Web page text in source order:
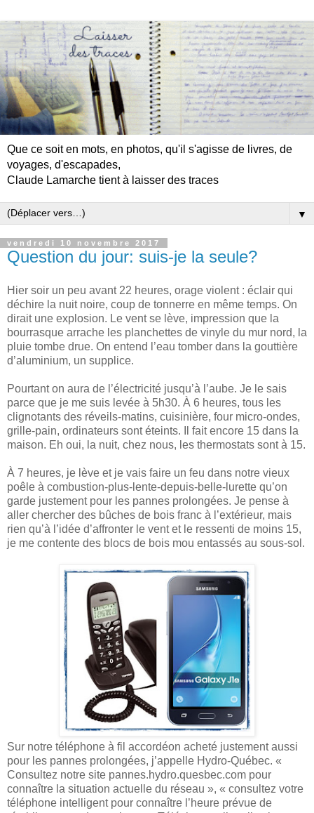
Que ce soit en mots, en photos, qu'il s'agisse de livres, de
voyages, d'escapades,
Claude Lamarche tient à laisser des traces
▼
vendredi 10 novembre 2017
Question du jour: suis-je la seule?
Hier soir un peu avant 22 heures, orage violent : éclair qui
déchire la nuit noire, coup de tonnerre en même temps. On
dirait une explosion. Le vent se lève, impression que la
bourrasque arrache les planchettes de vinyle du mur nord, la
pluie tombe drue. On entend l’eau tomber dans la gouttière
d’aluminium, un supplice.
Pourtant on aura de l’électricité jusqu’à l’aube. Je le sais
parce que je me suis levée à 5h30. À 6 heures, tous les
clignotants des réveils-matins, cuisinière, four micro-ondes,
grille-pain, ordinateurs sont éteints. Il fait encore 15 dans la
maison. Eh oui, la nuit, chez nous, les thermostats sont à 15.
À 7 heures, je lève et je vais faire un feu dans notre vieux
poêle à combustion-plus-lente-depuis-belle-lurette qu’on
garde justement pour les pannes prolongées. Je pense à
aller chercher des bûches de bois franc à l’extérieur, mais
rien qu’à l’idée d’affronter le vent et le ressenti de moins 15,
je me contente des blocs de bois mou entassés au sous-sol.
Sur notre téléphone à fil accordéon acheté justement aussi
pour les pannes prolongées, j’appelle Hydro-Québec. «
Consultez notre site pannes.hydro.quesbec.com pour
connaître la situation actuelle du réseau », « consultez votre
téléphone intelligent pour connaître l’heure prévue de